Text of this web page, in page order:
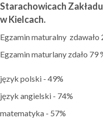
Dla rodzica
Projekty
Kontakt
Starachowicach
w Kielcach.
Egzamin maturalny zdawało
Egzamin maturlany zdało 79
język polski - 49%
język angielski - 74%
matematyka - 57%